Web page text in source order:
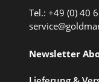
Tel.: +49 (0) 40
Newsletter